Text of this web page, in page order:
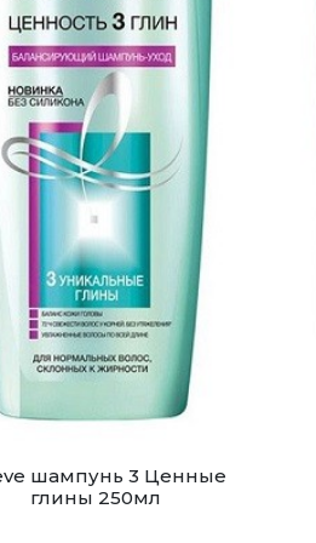
шампунь 3 Ценные
глины 250мл